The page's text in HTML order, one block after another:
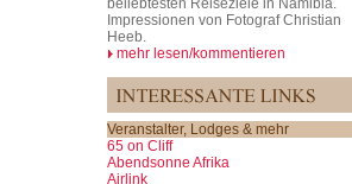
beliebtesten Reiseziele in Namibia.
Impressionen von Fotograf Christian
Heeb.
mehr lesen/kommentieren
Veranstalter, Lodges & mehr
65 on Cliff
Abendsonne Afrika
Airlink